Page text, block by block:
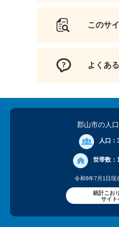
このサ
よくあ
郡山市の人口
人口：
世帯数：
令和8年7月1日現
統計こお
サイト